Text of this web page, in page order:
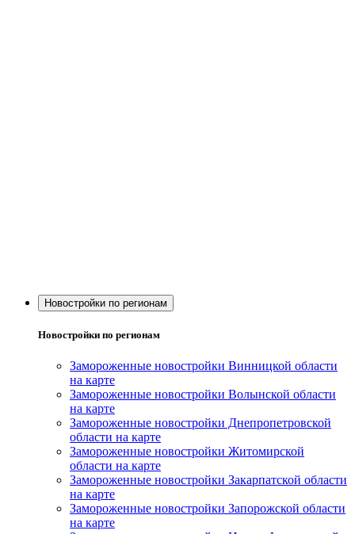
Новостройки по регионам
Новостройки по регионам
Замороженные новостройки Винницкой области
на карте
Замороженные новостройки Волынской области
на карте
Замороженные новостройки Днепропетровской
области на карте
Замороженные новостройки Житомирской
области на карте
Замороженные новостройки Закарпатской области
на карте
Замороженные новостройки Запорожской области
на карте